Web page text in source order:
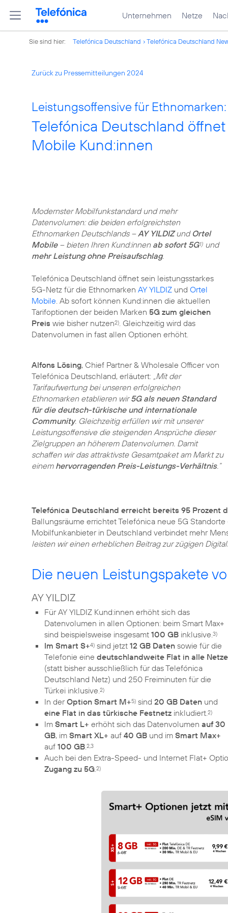
Unternehmen Netze
Sie sind hier: Telefónica Deutschland Telefónica Deutschland
Zurück zu Pressemitteilungen 2024
Leistungsoffensive für Ethnomarken:
Telefónica Deutschland
Mobile Kund:innen
Modernster Mobilfunkstandard und mehr
Datenvolumen: die beiden erfolgreichsten
Ethnomarken Deutschlands –AY YILDIZund Ortel
Mobile– bieten Ihren Kund:innen ab sofort 5G1) und
mehr Leistung ohne Preisaufschlag.
Telefónica Deutschland öffnet sein leistungsstarkes
5G-Netz für die Ethnomarken AY YILDIZ und Ortel
Mobile. Ab sofort können Kund:innen die aktuellen
Tarifoptionen der beiden Marken 5G zum gleichen
Preis wie bisher nutzen2). Gleichzeitig wird das
Datenvolumen in fast allen Optionen erhöht.
Alfons Lösing, Chief Partner & Wholesale Officer von
Telefónica Deutschland, erläutert: „Mit der
Tarifaufwertung bei unseren erfolgreichen
Ethnomarken etablieren wir5G als neuen Standard
für die deutsch-türkische und internationale
Community. Gleichzeitig erfüllen wir mit unserer
Leistungsoffensive die steigenden Ansprüche dieser
Zielgruppen an höherem Datenvolumen. Damit
schaffen wir das attraktivste Gesamtpaket am Markt zu
einem hervorragenden Preis-Leistungs-Verhältnis.”
Telefónica Deutschland erreicht bereits 95 Prozent
Ballungsräume errichtet Telefónica neue 5G
Mobilfunkanbieter in Deutschland verbindet mehr
leisten wir einen erheblichen Beitrag zur zügigen
Die neuen Leistungspakete
AY YILDIZ
Für AY YILDIZ Kund:innen erhöht sich das
Datenvolumen in allen Optionen: beim Smart Max+
sind beispielsweise insgesamt 100 GB inklusive. 3)
Im Smart S+4) sind jetzt 12 GB Daten sowie für die
Telefonie eine deutschlandweite Flat in alle Netze
(statt bisher ausschließlich für das Telefónica
Deutschland Netz) und 250 Freiminuten für die
Türkei inklusive. 2)
In derOption Smart M+5) sind 20 GB Daten und
eine Flat in das türkische Festnetz inkludiert. 2)
Im Smart L+ erhöht sich das Datenvolumen auf 30
GB, im Smart XL+ auf 40 GB und im Smart Max+
auf 100 GB 2,3
Auch bei den Extra-Speed- und Internet Flat+
Zugang zu 5G 2)